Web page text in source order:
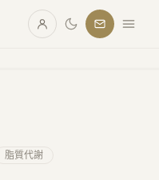
脂質代謝